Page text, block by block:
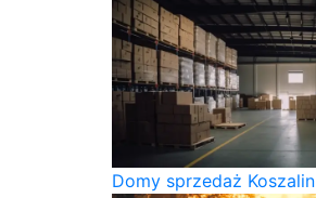
Domy sprzedaż Koszalin